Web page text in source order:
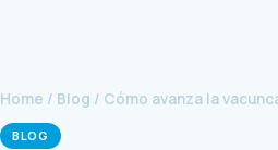
Home / Blog / Cómo avanza la
BLOG